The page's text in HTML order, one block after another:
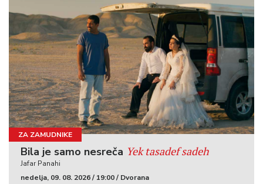
ZA ZAMUDNIKE
Bila je samo nesreča Yek tasadef sadeh
Jafar Panahi
nedelja, 09. 08. 2026 / 19:00 / Dvorana